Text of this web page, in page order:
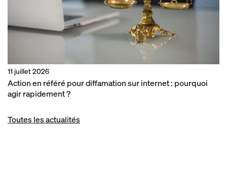
11 juillet 2026
Action en référé pour diffamation sur internet : pourquoi
agir rapidement ?
Toutes les actualités